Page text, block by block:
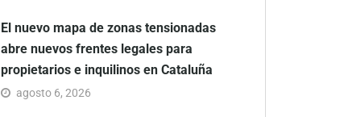
El nuevo mapa de zonas tensionadas
abre nuevos frentes legales para
propietarios e inquilinos en Cataluña
agosto 6, 2026